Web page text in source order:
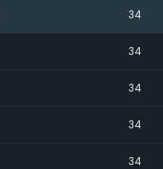
34
34
34
34
34